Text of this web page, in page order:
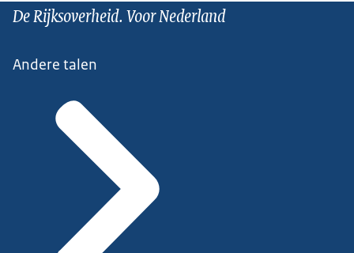
De Rijksoverheid. Voor Nederland
Andere talen